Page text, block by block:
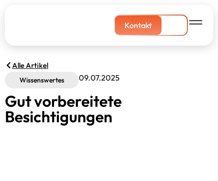
Kontakt
Alle Artikel
Wissenswertes 09.07.2025
Gut vorbereitete
Besichtigungen